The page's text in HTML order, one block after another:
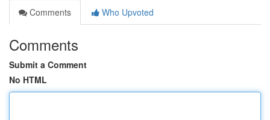
Comments
Who Upvoted
Comments
Submit a Comment
No HTML